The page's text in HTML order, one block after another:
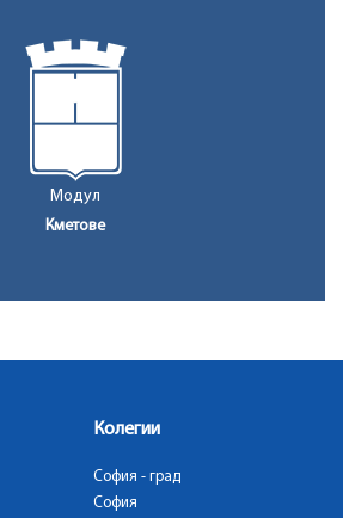
Модул
Кметове
Колегии
София - град
София